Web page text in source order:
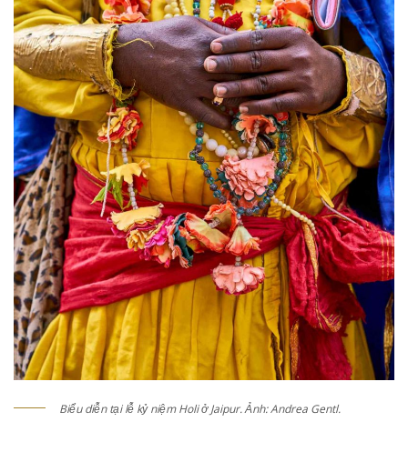
Biểu diễn tại lễ kỷ niệm Holi ở Jaipur. Ảnh: Andrea Gentl.